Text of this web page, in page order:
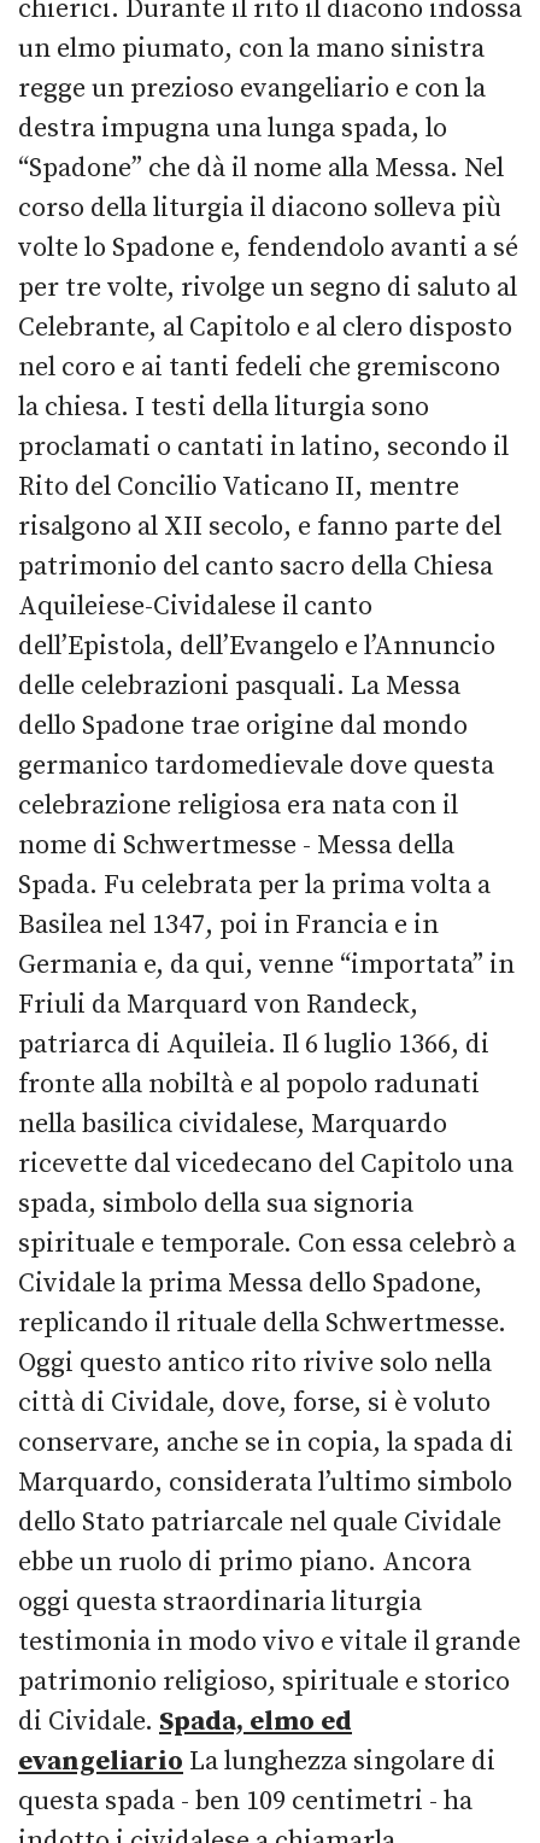
chierici. Durante il rito il diacono indossa
un elmo piumato, con la mano sinistra
regge un prezioso evangeliario e con la
destra impugna una lunga spada, lo
“Spadone” che dà il nome alla Messa. Nel
corso della liturgia il diacono solleva più
volte lo Spadone e, fendendolo avanti a sé
per tre volte, rivolge un segno di saluto al
Celebrante, al Capitolo e al clero disposto
nel coro e ai tanti fedeli che gremiscono
la chiesa. I testi della liturgia sono
proclamati o cantati in latino, secondo il
Rito del Concilio Vaticano II, mentre
risalgono al XII secolo, e fanno parte del
patrimonio del canto sacro della Chiesa
Aquileiese-Cividalese il canto
dell’Epistola, dell’Evangelo e l’Annuncio
delle celebrazioni pasquali. La Messa
dello Spadone trae origine dal mondo
germanico tardomedievale dove questa
celebrazione religiosa era nata con il
nome di Schwertmesse - Messa della
Spada. Fu celebrata per la prima volta a
Basilea nel 1347, poi in Francia e in
Germania e, da qui, venne “importata” in
Friuli da Marquard von Randeck,
patriarca di Aquileia. Il 6 luglio 1366, di
fronte alla nobiltà e al popolo radunati
nella basilica cividalese, Marquardo
ricevette dal vicedecano del Capitolo una
spada, simbolo della sua signoria
spirituale e temporale. Con essa celebrò a
Cividale la prima Messa dello Spadone,
replicando il rituale della Schwertmesse.
Oggi questo antico rito rivive solo nella
città di Cividale, dove, forse, si è voluto
conservare, anche se in copia, la spada di
Marquardo, considerata l’ultimo simbolo
dello Stato patriarcale nel quale Cividale
ebbe un ruolo di primo piano. Ancora
oggi questa straordinaria liturgia
testimonia in modo vivo e vitale il grande
patrimonio religioso, spirituale e storico
di Cividale. Spada, elmo ed
evangeliario La lunghezza singolare di
questa spada - ben 109 centimetri - ha